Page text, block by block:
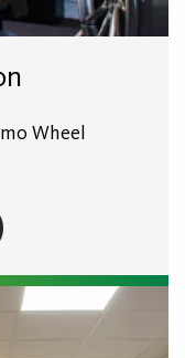
Wheel